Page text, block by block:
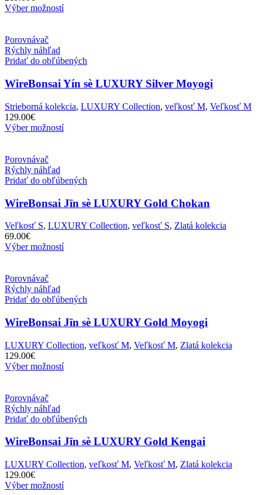
Výber možností
Porovnávač
Rýchly náhľad
Pridať do obľúbených
WireBonsai Yín sè LUXURY Silver Moyogi
Strieborná kolekcia, LUXURY Collection, veľkosť M, Veľkosť M
129.00€
Výber možností
Porovnávač
Rýchly náhľad
Pridať do obľúbených
WireBonsai Jīn sè LUXURY Gold Chokan
Veľkosť S, LUXURY Collection, veľkosť S, Zlatá kolekcia
69.00€
Výber možností
Porovnávač
Rýchly náhľad
Pridať do obľúbených
WireBonsai Jīn sè LUXURY Gold Moyogi
LUXURY Collection, veľkosť M, Veľkosť M, Zlatá kolekcia
129.00€
Výber možností
Porovnávač
Rýchly náhľad
Pridať do obľúbených
WireBonsai Jīn sè LUXURY Gold Kengai
LUXURY Collection, veľkosť M, Veľkosť M, Zlatá kolekcia
129.00€
Výber možností